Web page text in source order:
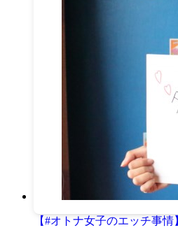
【#オトナ女子のエッチ事